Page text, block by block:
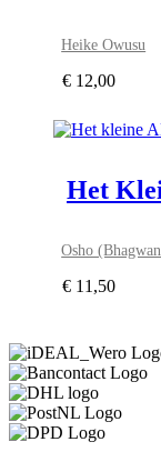
Heike Owusu
€ 12,00
Het
Osho
€ 11,50